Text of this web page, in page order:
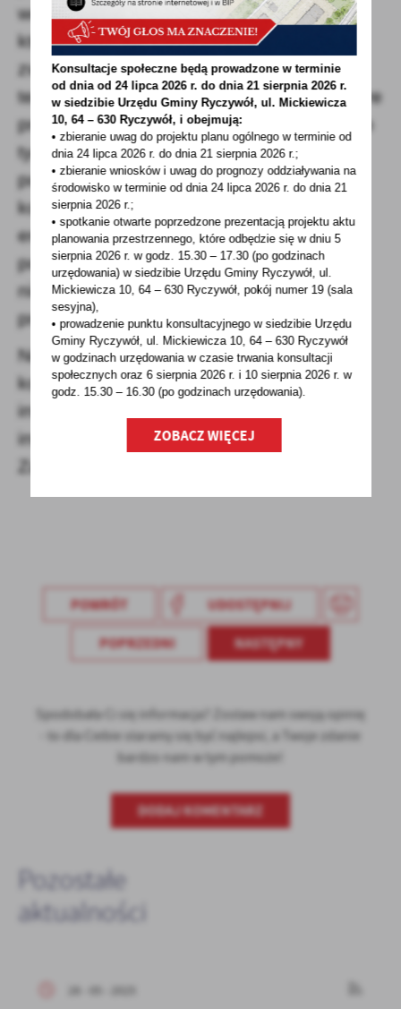
wojennych oraz inwalidów wojskowych,
których niezdolność do pracy jest
związana ze służbą wojskową. Przywilej
ten obejmuje również renty rodzinne, które
przysługują po osobach uprawnionych do
tych świadczeń. Świadczeniobiorcy
pobierający rentę rodzinną, która jest
korzystniejsza kwotowo od własnej
emerytury ustalonej z tytułu osiągnięcia
powszechnego wieku emerytalnego, też
nie muszą martwić się limitami
przychodów.
Nowe limity obowiązują od czerwca do
końca sierpnia 2025 roku. Szczegółowe
informacje można znaleźć na stronie
internetowej ZUS oraz w placówkach
Zakładu.
POWRÓT UDOSTĘPNIJ
POPRZEDNI NASTĘPNY
Spodobała Ci się informacja? Zostaw nam swoją opinię
- to dla Ciebie staramy się być najlepsi, a Twoje zdanie
bardzo nam w tym pomoże!
DODAJ KOMENTARZ
Pozostałe
aktualności
28 - 05 - 2025
Konsultacje społeczne będą prowadzone w terminie
od dnia od 24 lipca 2026 r. do dnia 21 sierpnia 2026 r.
w siedzibie Urzędu Gminy Ryczywół, ul. Mickiewicza
10, 64 – 630 Ryczywół, i obejmują:
• zbieranie uwag do projektu planu ogólnego w terminie od
dnia 24 lipca 2026 r. do dnia 21 sierpnia 2026 r.;
• zbieranie wniosków i uwag do prognozy oddziaływania na
środowisko w terminie od dnia 24 lipca 2026 r. do dnia 21
sierpnia 2026 r.;
• spotkanie otwarte poprzedzone prezentacją projektu aktu
planowania przestrzennego, które odbędzie się w dniu 5
sierpnia 2026 r.w godz. 15.30 – 17.30 (po godzinach
urzędowania) w siedzibie Urzędu Gminy Ryczywół, ul.
Mickiewicza 10, 64 – 630 Ryczywół, pokójnumer 19 (sala
sesyjna),
• prowadzenie punktu konsultacyjnego w siedzibie Urzędu
Gminy Ryczywół, ul. Mickiewicza 10, 64 – 630 Ryczywół
w godzinachurzędowania w czasie trwania konsultacji
społecznych oraz 6 sierpnia 2026 r. i 10 sierpnia 2026 r. w
godz. 15.30 – 16.30 (po godzinachurzędowania).
ZOBACZ WIĘCEJ